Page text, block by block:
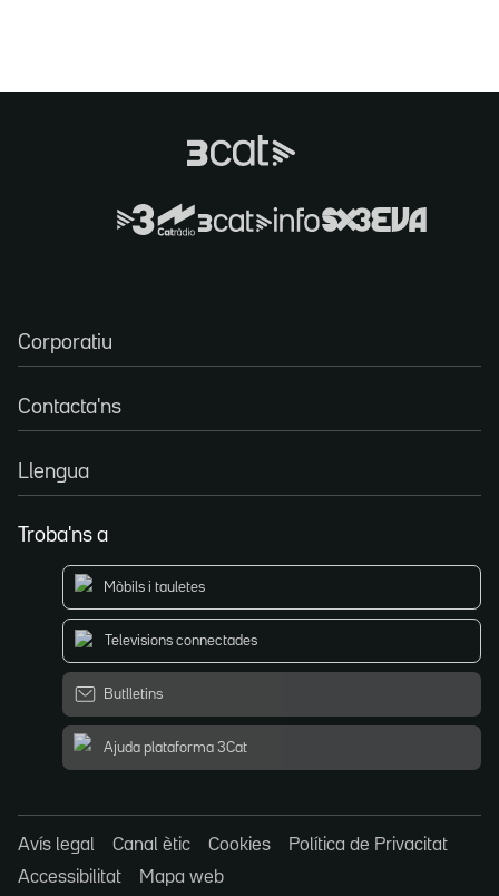
Corporatiu
Contacta'ns
Llengua
Troba'ns a
Mòbils i tauletes
Televisions connectades
Butlletins
Ajuda plataforma 3Cat
Avís legal Canal ètic Cookies
Política de Privacitat
Accessibilitat
Mapa web